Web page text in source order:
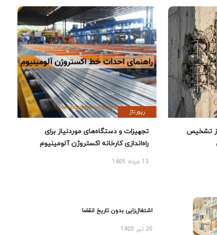
تشخیص
رپورتاژ
تجهیزات و دستگاه‌های موردنیاز برای
راه‌اندازی کارخانه اکستروژن آلومینیوم
13 مرداد 1405
اشتغال‌زایی بدون تاریخ انقضا
20 تیر 1405